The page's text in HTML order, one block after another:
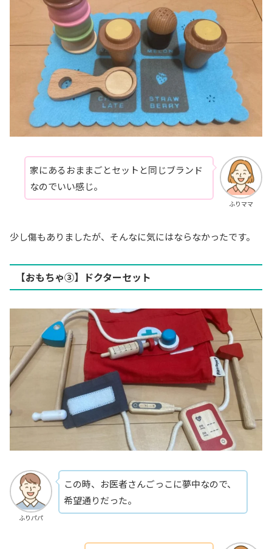
ふりママ
家にあるおままごとセットと同じブランド
なのでいい感じ。
少し傷もありましたが、そんなに気にはならなかったです。
【おもちゃ③】ドクターセット
ふりパパ
この時、お医者さんごっこに夢中なので、
希望通りだった。